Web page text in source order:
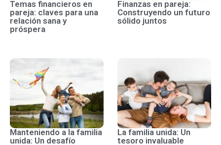
Temas financieros en
pareja: claves para una
relación sana y
próspera
Finanzas en pareja:
Construyendo un futuro
sólido juntos
Manteniendo a la familia
unida: Un desafío
La familia unida: Un
tesoro invaluable